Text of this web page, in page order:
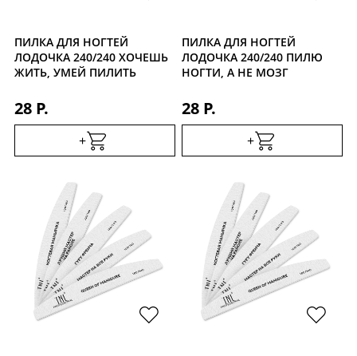
ПИЛКА ДЛЯ НОГТЕЙ
ЛОДОЧКА 240/240 ХОЧЕШЬ
ЖИТЬ, УМЕЙ ПИЛИТЬ
28 Р.
+
ПИЛКА ДЛЯ НОГТЕЙ
ЛОДОЧКА 240/240 ПИЛЮ
НОГТИ, А НЕ МОЗГ
28 Р.
+